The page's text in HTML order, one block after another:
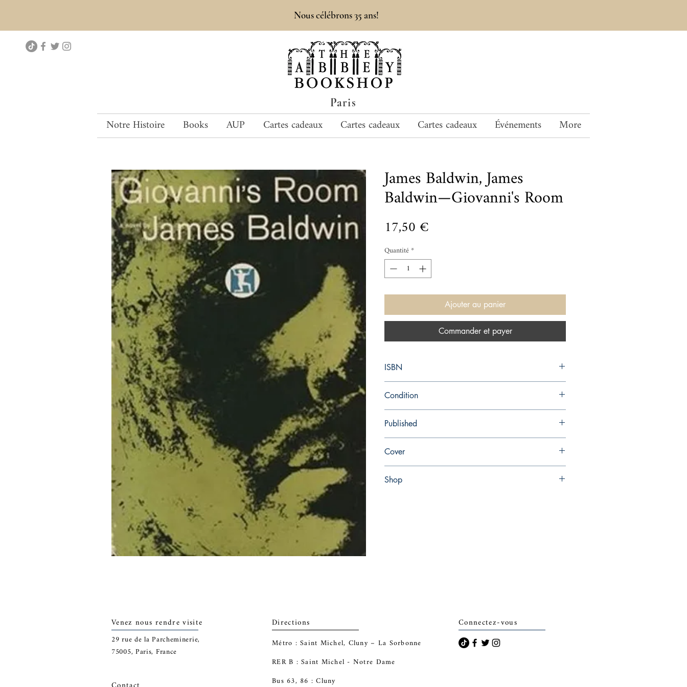
Paris
Nous célébrons 35 ans!
Notre Histoire Books AUP Cartes cadeaux Cartes cadeaux Cartes cadeaux Événements More
James Baldwin, James
Baldwin—Giovanni's Room
17,50 €
Quantité*
Ajouter au panier
Commander et payer
ISBN
Condition
Published
Cover
Shop
Venez nous rendre visite
29rue de la Parcheminerie,
75005, Paris, France
Directions
Métro : Saint Michel, Cluny – La Sorbonne
RER B : Saint Michel - Notre Dame
Bus 63, 86 : Cluny
Connectez-vous